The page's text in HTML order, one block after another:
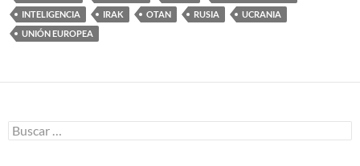
INTELIGENCIA
IRAK OTAN RUSIA
UCRANIA
UNIÓN EUROPEA
Buscar: